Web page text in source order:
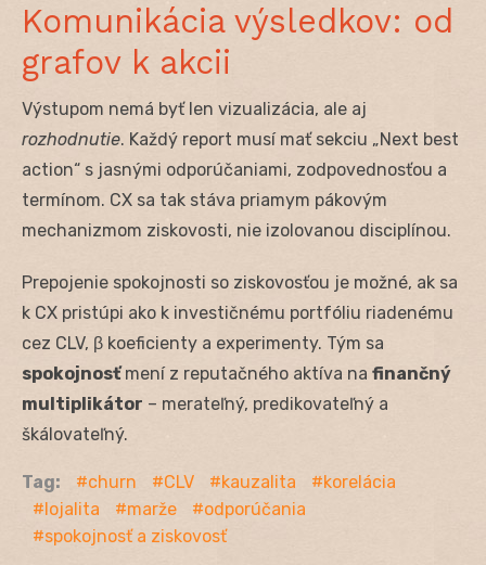
Komunikácia výsledkov: od
grafov k akcii
Výstupom nemá byť len vizualizácia, ale aj
rozhodnutie. Každý report musí mať sekciu „Next best
action“ s jasnými odporúčaniami, zodpovednosťou a
termínom. CX sa tak stáva priamym pákovým
mechanizmom ziskovosti, nie izolovanou disciplínou.
Prepojenie spokojnosti so ziskovosťou je možné, ak sa
k CX pristúpi ako k investičnému portfóliu riadenému
cez CLV, β koeficienty a experimenty. Tým sa
spokojnosťmení z reputačného aktíva na finančný
multiplikátor – merateľný, predikovateľný a
škálovateľný.
Tag: churn CLV kauzalita
korelácia
lojalita
marže
odporúčania
spokojnosť a ziskovosť